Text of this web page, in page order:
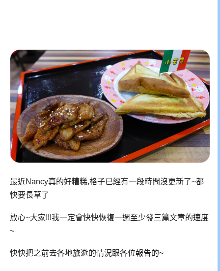
最近Nancy真的好糟糕,格子已經有一段時間沒更新了~都
快要長草了
放心~大家!!!我一定會快快恢復一週至少發三篇文章的速度
~
快快把之前去各地旅遊的情況跟各位報告的~